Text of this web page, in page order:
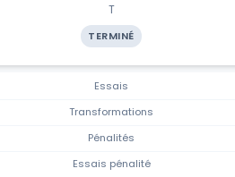
T
TERMINÉ
Essais
Transformations
Pénalités
Essais pénalité